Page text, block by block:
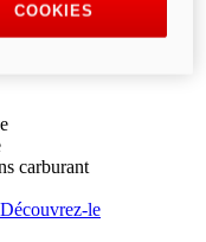
carburant
Découvrez-le
COOKIES